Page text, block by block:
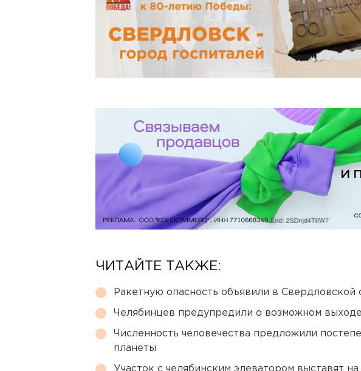
ЧИТАЙТЕ ТАКЖЕ:
Ракетную опасность объявили в Свердловской
Челябинцев предупредили о возможном
Численность человечества предложили
планеты
Участок с челябинским элеватором выставят